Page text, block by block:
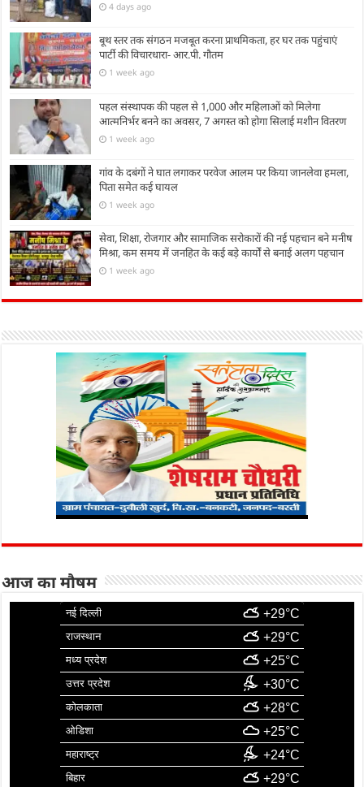
4 days ago
बूथ स्तर तक संगठन मजबूत करना प्राथमिकता, हर घर तक पहुंचाएं
पार्टी की विचारधारा- आर.पी. गौतम
1 week ago
पहल संस्थापक की पहल से 1,000 और महिलाओं को मिलेगा
आत्मनिर्भर बनने का अवसर, 7 अगस्त को होगा सिलाई मशीन वितरण
1 week ago
गांव के दबंगों ने घात लगाकर परवेज आलम पर किया जानलेवा हमला,
पिता समेत कई घायल
1 week ago
सेवा, शिक्षा, रोजगार और सामाजिक सरोकारों की नई पहचान बने मनीष
मिश्रा, कम समय में जनहित के कई बड़े कार्यों से बनाई अलग पहचान
1 week ago
आज का मौषम
नई दिल्ली +29°C
राजस्थान +29°C
मध्य प्रदेश +25°C
उत्तर प्रदेश +30°C
कोलकाता +28°C
ओडिशा +25°C
महाराष्ट्र +24°C
बिहार +29°C